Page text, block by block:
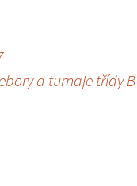
a turnaje třídy